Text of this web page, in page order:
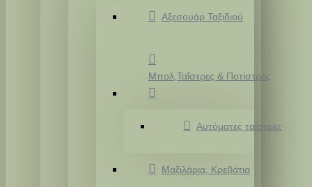
Αξεσουάρ Ταξιδιού
Μπολ,Ταΐστρες & Ποτίστρες
Αυτόματες ταίστρες
Μαξιλάρια, Κρεβάτια